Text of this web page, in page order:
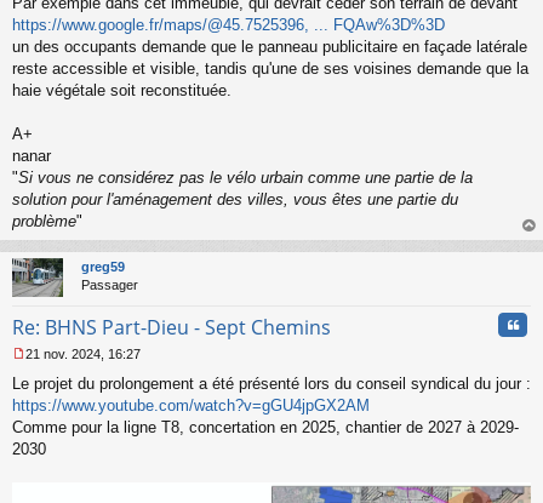
https://www.google.fr/maps/@45.7525396, ... FQAw%3D%3D
un des occupants demande que le panneau publicitaire en façade latérale
reste accessible et visible, tandis qu'une de ses voisines demande que la
haie végétale soit reconstituée.
A+
nanar
"Si vous ne considérez pas le vélo urbain comme une partie de la
solution pour l'aménagement des villes, vous êtes une partie du
problème"
au
greg59
Passager
Re: BHNS Part-Dieu - Sept Chemins
e
s
s
a
g
21 nov. 2024, 16:27
Le projet du prolongement a été présenté lors du conseil syndical du jour :
https://www.youtube.com/watch?v=gGU4jpGX2AM
Comme pour la ligne T8, concertation en 2025, chantier de 2027 à 2029-
2030